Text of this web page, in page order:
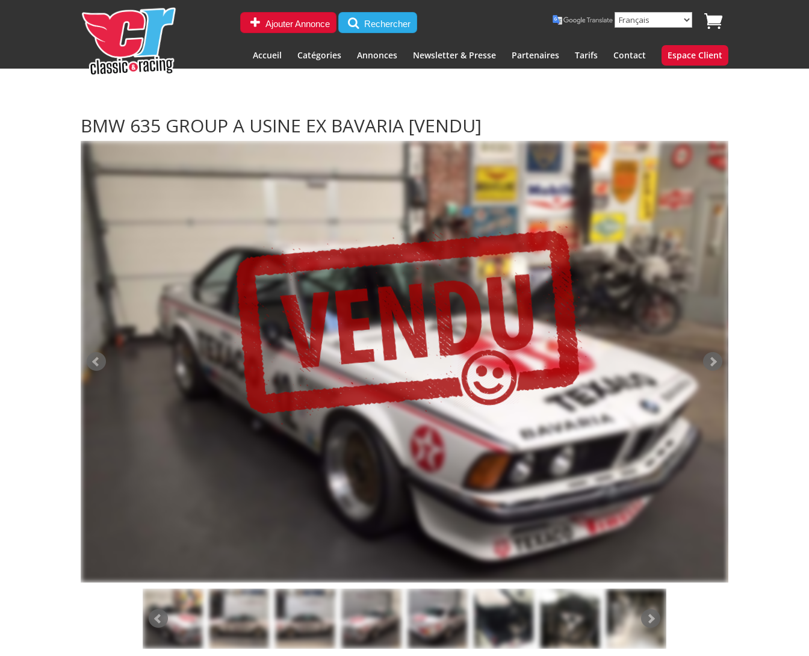
Ajouter Annonce Rechercher
Accueil Catégories Annonces Newsletter & Presse Partenaires Tarifs Contact Espace Client
BMW 635 GROUP A USINE EX BAVARIA [VENDU]